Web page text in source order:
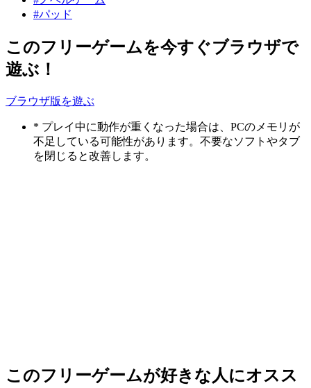
#パッド
このフリーゲームを今すぐブラウザで
遊ぶ！
ブラウザ版を遊ぶ
* プレイ中に動作が重くなった場合は、PCのメモリが
不足している可能性があります。不要なソフトやタブ
を閉じると改善します。
このフリーゲームが好きな人にオスス